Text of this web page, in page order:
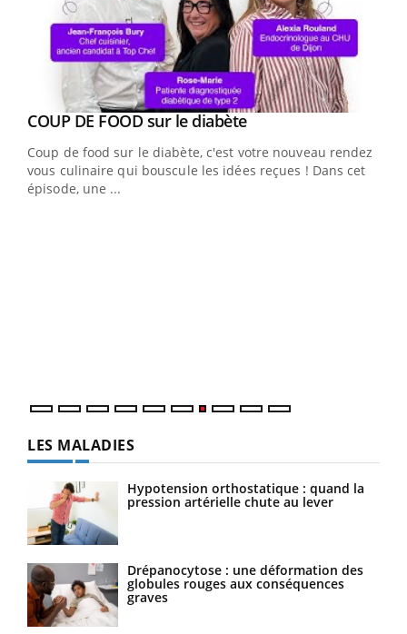
Youtube
COUP DE FOOD sur le diabèteYoutube
Coup de food sur le diabète, c'est votre nouveau rendez-
vous culinaire qui bouscule les idées reçues ! Dans cet
épisode, une ...
LES MALADIES
Hypotension orthostatique : quand la
pression artérielle chute au lever
Drépanocytose : une déformation des
globules rouges aux conséquences
graves